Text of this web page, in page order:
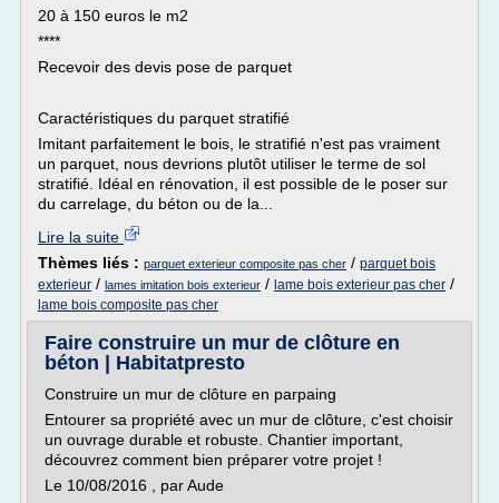
20 à 150 euros le m2
****
Recevoir des devis pose de parquet
Caractéristiques du parquet stratifié
Imitant parfaitement le bois, le stratifié n'est pas vraiment
un parquet, nous devrions plutôt utiliser le terme de sol
stratifié. Idéal en rénovation, il est possible de le poser sur
du carrelage, du béton ou de la...
Lire la suite
Thèmes liés : parquet exterieur composite pas cher / parquet bois
exterieur / lames imitation bois exterieur / lame bois exterieur pas cher /
lame bois composite pas cher
Faire construire un mur de clôture en
béton | Habitatpresto
Construire un mur de clôture en parpaing
Entourer sa propriété avec un mur de clôture, c'est choisir
un ouvrage durable et robuste. Chantier important,
découvrez comment bien préparer votre projet !
Le 10/08/2016 , par Aude